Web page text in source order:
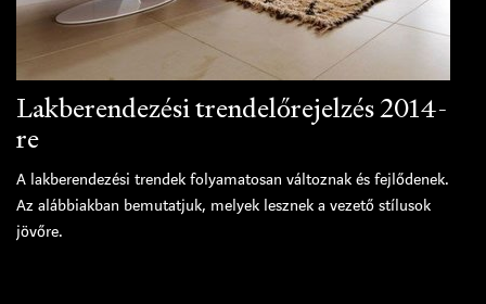
Lakberendezési trendelőrejelzés 2014-
re
A lakberendezési trendek folyamatosan változnak és fejlődenek.
Az alábbiakban bemutatjuk, melyek lesznek a vezető stílusok
jövőre.